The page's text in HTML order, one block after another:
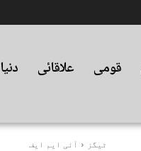
قومی علاقائی دنیا
ٹیگز آئی ایم ایف